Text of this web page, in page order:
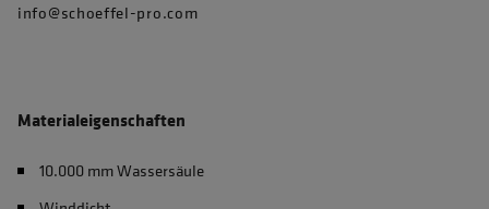
info@schoeffel-pro.com
Materialeigenschaften
10.000 mm Wassersäule